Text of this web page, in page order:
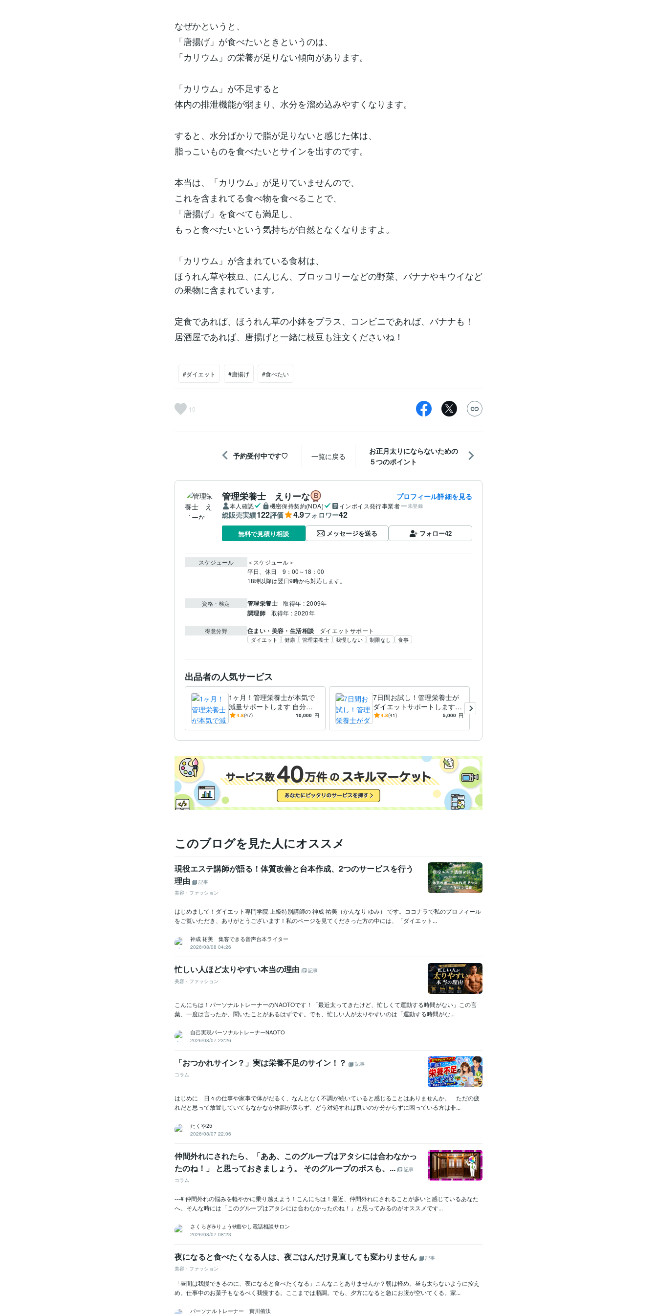
なぜかというと、
「唐揚げ」が食べたいときというのは、
「カリウム」の栄養が足りない傾向があります。
「カリウム」が不足すると
体内の排泄機能が弱まり、水分を溜め込みやすくなります。
すると、水分ばかりで脂が足りないと感じた体は、
脂っこいものを食べたいとサインを出すのです。
本当は、「カリウム」が足りていませんので、
これを含まれてる食べ物を食べることで、
「唐揚げ」を食べても満足し、
もっと食べたいという気持ちが自然となくなりますよ。
「カリウム」が含まれている食材は、
ほうれん草や枝豆、にんじん、ブロッコリーなどの野菜、バナナやキウイなど
の果物に含まれています。
定食であれば、ほうれん草の小鉢をプラス、コンビニであれば、バナナも！
居酒屋であれば、唐揚げと一緒に枝豆も注文くださいね！
#ダイエット #唐揚げ #食べたい
10
予約受付中です♡ 一覧に戻る
お正月太りにならないための
５つのポイント
管理栄養士 えりーな プロフィール詳細を見る
本人確認 機密保持契約(NDA) インボイス発行事業者 未登録
総販売実績122評価 4.9フォロワー42
無料で見積り相談 メッセージを送る フォロー42
スケジュール
＜スケジュール＞
平日、休日　9：00～18：00
18時以降は翌日9時から対応します。
資格・検定 管理栄養士 取得年 : 2009年
調理師 取得年 : 2020年
得意分野 住まい・美容・生活相談 ダイエットサポート
ダイエット 健康 管理栄養士 我慢しない 制限なし 食事
出品者の人気サービス
1ヶ月！管理栄養士が本気で
減量サポートします 自分が
食べたい食事でダイエット！
4.8(47) 10,000 円
7日間お試し！管理栄養士が
ダイエットサポートします
自分が食べたい食事で痩せ
4.8(41) 5,000 円
このブログを見た人にオススメ
現役エステ講師が語る！体質改善と台本作成、2つのサービスを行う
理由
記事
美容・ファッション
はじめまして！ダイエット専門学院 上級特別講師の 神成 祐美（かんなり ゆみ） です。ココナラで私のプロフィール
をご覧いただき、ありがとうございます！私のページを見てくださった方の中には、「ダイエット...
神成 祐美 集客できる音声台本ライター
2026/08/08 04:26
忙しい人ほど太りやすい本当の理由
記事
美容・ファッション
こんにちは！パーソナルトレーナーのNAOTOです！「最近太ってきたけど、忙しくて運動する時間がない」この言
葉、一度は言ったか、聞いたことがあるはずです。でも、忙しい人が太りやすいのは「運動する時間がな...
自己実現パーソナルトレーナーNAOTO
2026/08/07 23:26
「おつかれサイン？」実は栄養不足のサイン！？
記事
コラム
はじめに 日々の仕事や家事で体がだるく、なんとなく不調が続いていると感じることはありませんか。 ただの疲
れだと思って放置していてもなかなか体調が戻らず、どう対処すれば良いのか分からずに困っている方は非...
たくや25
2026/08/07 22:06
仲間外れにされたら、「ああ、このグループはアタシには合わなかっ
たのね！」 と思っておきましょう。 そのグループのボスも、...
記事
コラム
---# 仲間外れの悩みを軽やかに乗り越えよう！こんにちは！最近、仲間外れにされることが多いと感じているあなた
へ。そんな時には「このグループはアタシには合わなかったのね！」と思ってみるのがオススメです...
さくらぎ☕りょう⛎癒やし電話相談サロン
2026/08/07 08:23
夜になると食べたくなる人は、夜ごはんだけ見直しても変わりません
記事
美容・ファッション
「昼間は我慢できるのに、夜になると食べたくなる」こんなことありませんか？朝は軽め。昼も太らないように控え
め。仕事中のお菓子もなるべく我慢する。ここまでは順調。でも、夕方になると急にお腹が空いてくる。家...
パーソナルトレーナー 實川侑汰